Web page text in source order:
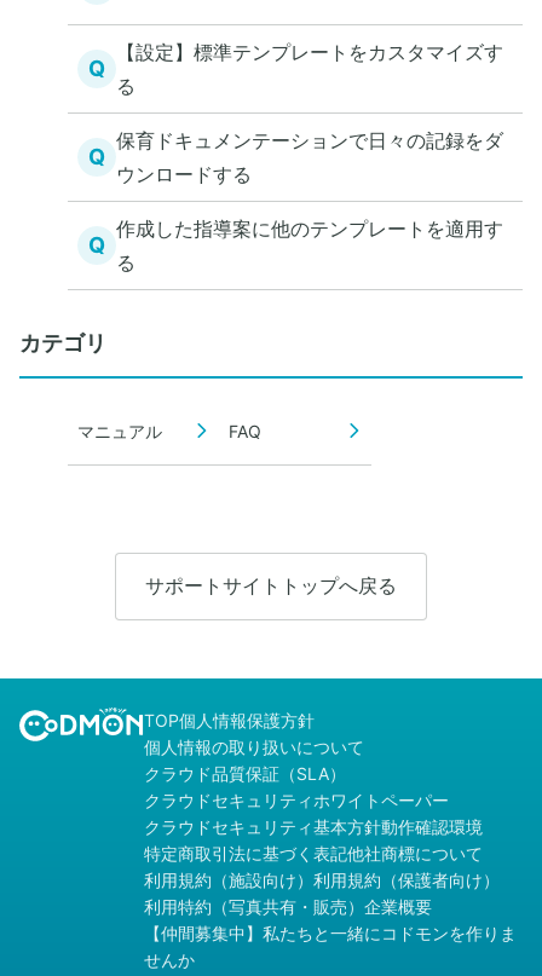
Q
【設定】標準テンプレートをカスタマイズす
る
Q
保育ドキュメンテーションで日々の記録をダ
ウンロードする
Q
作成した指導案に他のテンプレートを適用す
る
カテゴリ
マニュアル FAQ
サポートサイトトップへ戻る
TOP個人情報保護方針
個人情報の取り扱いについて
クラウド品質保証（SLA）
クラウドセキュリティホワイトペーパー
クラウドセキュリティ基本方針動作確認環境
特定商取引法に基づく表記他社商標について
利用規約（施設向け） 利用規約（保護者向け）
利用特約（写真共有・販売） 企業概要
【仲間募集中】私たちと一緒にコドモンを作りま
せんか